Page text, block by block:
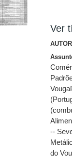
Ver
--
do